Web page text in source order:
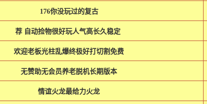
176你没玩过的复古
荐 自动捡物很好玩人气高长久稳定
欢迎老板光柱乱爆终极好打切割免费
无赞助无会员养老脱机长期版本
情谊火龙最给力火龙